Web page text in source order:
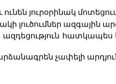
ունեն յուրօրինակ
լուծումներ ազգային
ազդեցություն հատկապես
չափելի